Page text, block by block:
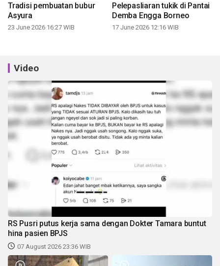
Tradisi pembuatan bubur
Asyura
23 June 2026 16:27 WIB
Pelepasliaran tukik di Pantai
Demba Engga Borneo
17 June 2026 12:16 WIB
Video
RS Pusri putus kerja sama dengan Dokter Tamara buntut
hina pasien BPJS
07 August 2026 23:36 WIB